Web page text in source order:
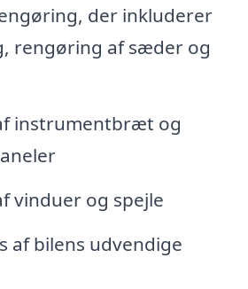
der inkluderer
rengøring af sæder og
instrumentbræt og
vinduer og spejle
af bilens udvendige